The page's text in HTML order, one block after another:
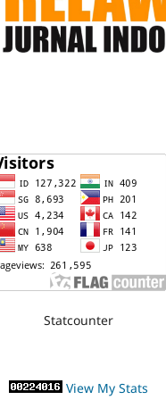
Statcounter
View My Stats